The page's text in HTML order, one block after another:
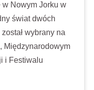
Nowym Jorku w
świat dwóch
wybrany na
Międzynarodowym
i Festiwalu